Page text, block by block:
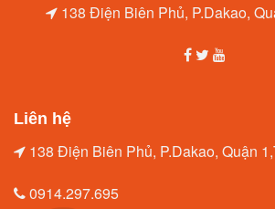
138 Điện Biên Phủ, P.Dakao,
Liên hệ
138 Điện Biên Phủ, P.Dakao, Quận
0914.297.695